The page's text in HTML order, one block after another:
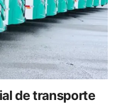
de transporte